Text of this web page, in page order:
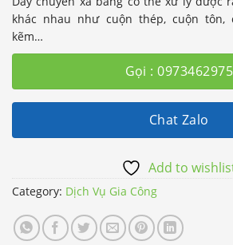
khác nhau như cuộn thép, cuộn tôn,
kẽm…
Gọi : 0973462975
Chat Zalo
Add to
Category: Dịch Vụ Gia Công